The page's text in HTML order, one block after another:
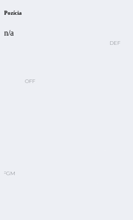
Pozícia
n/a